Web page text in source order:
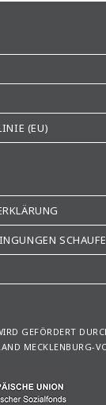
(EU)
GEFÖRDERT
MECKLENBURG-